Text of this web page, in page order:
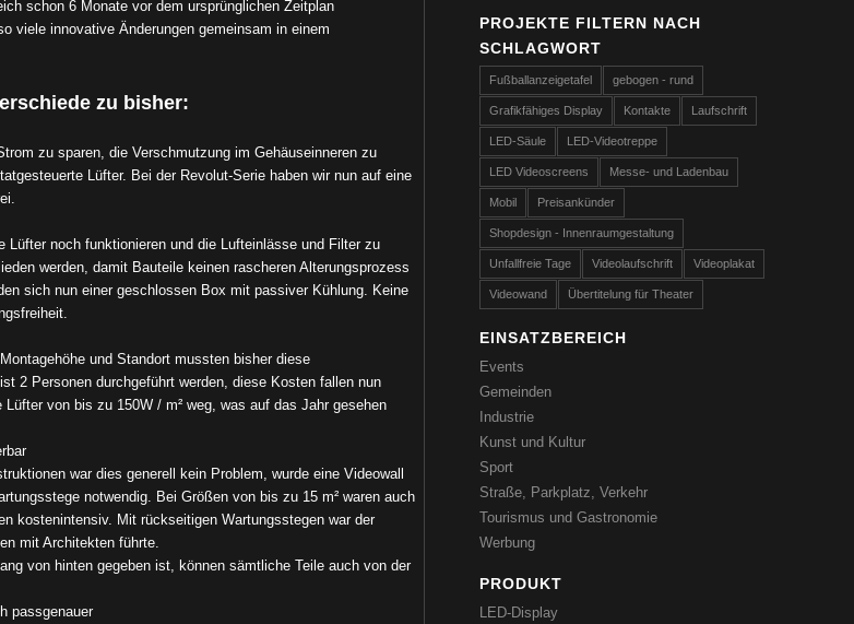
schon 6 Monate vor dem ursprünglichen Zeitplan
viele innovative Änderungen gemeinsam in einem
zu bisher:
zu sparen, die Verschmutzung im Gehäuseinneren zu
Lüfter. Bei der Revolut-Serie haben wir nun auf eine
noch funktionieren und die Lufteinlässe und Filter zu
werden, damit Bauteile keinen rascheren Alterungsprozess
sich nun einer geschlossen Box mit passiver Kühlung. Keine
und Standort mussten bisher diese
2 Personen durchgeführt werden, diese Kosten fallen nun
von bis zu 150W / m² weg, was auf das Jahr gesehen
war dies generell kein Problem, wurde eine Videowall
notwendig. Bei Größen von bis zu 15 m² waren auch
kostenintensiv. Mit rückseitigen Wartungsstegen war der
mit Architekten führte.
von hinten gegeben ist, können sämtliche Teile auch von der
passgenauer
PROJEKTE FILTERN NACH
SCHLAGWORT
Fußballanzeigetafel gebogen - rund
Grafikfähiges Display Kontakte Laufschrift
LED-Säule LED-Videotreppe
LED Videoscreens Messe- und Ladenbau
Mobil Preisankünder
Shopdesign - Innenraumgestaltung
Unfallfreie Tage Videolaufschrift Videoplakat
Videowand Übertitelung für Theater
EINSATZBEREICH
Events
Gemeinden
Industrie
Kunst und Kultur
Sport
Straße, Parkplatz, Verkehr
Tourismus und Gastronomie
Werbung
PRODUKT
LED-Display